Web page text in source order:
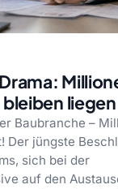
Baubranche –
Der jüngste
sich bei der
auf den